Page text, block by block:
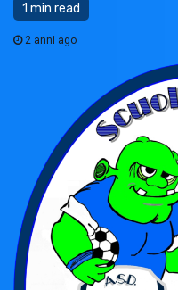
1 min read
2 anni ago